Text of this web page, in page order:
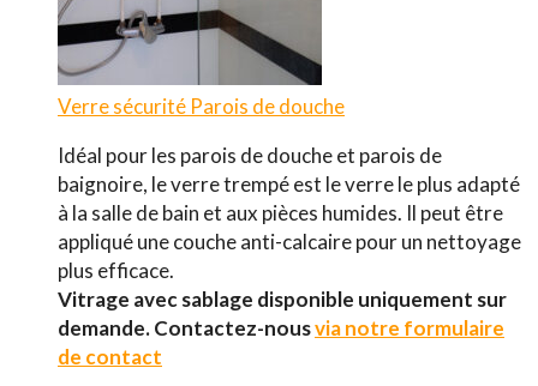
Verre sécurité Parois de douche
Idéal pour les parois de douche et parois de
baignoire, le verre trempé est le verre le plus adapté
à la salle de bain et aux pièces humides. Il peut être
appliqué une couche anti-calcaire pour un nettoyage
plus efficace.
Vitrage avec sablage disponible uniquement sur
demande.Contactez-nousvia notre formulaire
de contact